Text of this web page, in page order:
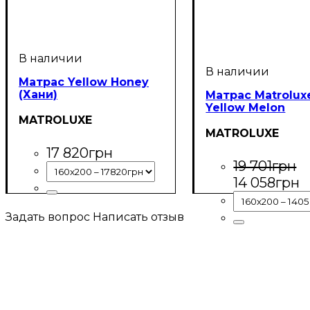
Матрас Yellow Honey
(Хани)
MATROLUXE
17 820грн
Матрас
Yellow Melon
MATROLUXE
19 701грн
14 058грн
Задать вопрос Написать отзыв